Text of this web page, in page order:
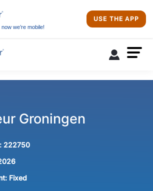
we’re mobile!
USE THE APP
Groningen
222750
Fixed